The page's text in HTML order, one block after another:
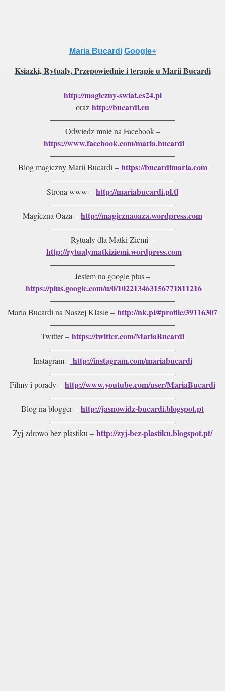
Maria Bucardi Google+
Ksiazki, Rytualy, Przepowiednie i terapie u Marii Bucardi
http://magiczny-swiat.es24.pl
oraz http://bucardi.eu
———————————————–
Odwiedz mnie na Facebook –
https://www.facebook.com/maria.bucardi
———————————————–
Blog magiczny Marii Bucardi – https://bucardimaria.com
———————————————–
Strona www – http://mariabucardi.pl.tl
———————————————–
Magiczna Oaza – http://magicznaoaza.wordpress.com
———————————————–
Rytualy dla Matki Ziemi –
http://rytualymatkiziemi.wordpress.com
———————————————–
Jestem na google plus –
https://plus.google.com/u/0/102213463156771811216
———————————————–
Maria Bucardi na Naszej Klasie – http://nk.pl/#profile/39116307
———————————————–
Twitter – https://twitter.com/MariaBucardi
———————————————–
Instagram –http://instagram.com/mariabucardi
———————————————–
Filmy i porady – http://www.youtube.com/user/MariaBucardi
———————————————–
Blog na blogger – http://jasnowidz-bucardi.blogspot.pt
———————————————–
Zyj zdrowo bez plastiku – http://zyj-bez-plastiku.blogspot.pt/